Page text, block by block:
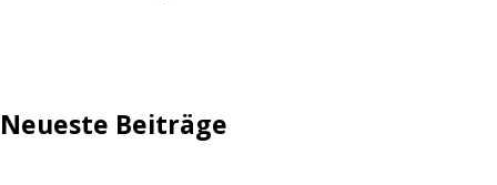
Neueste Beiträge